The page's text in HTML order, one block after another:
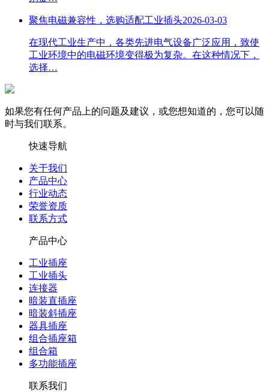
聚焦电磁兼容性，选购适配工业插头2026-03-03
在现代工业生产中，各类先进电气设备广泛应用，致使
工业环境中的电磁环境变得极为复杂。在这种情况下，
选择…
如果您有任何产品上的问题及建议，或您想知道的，您可以随
时与我们联系。
快速导航
关于我们
产品中心
行业动态
荣誉资质
联系方式
产品中心
工业插座
工业插头
连接器
暗装直插座
暗装斜插座
器具插座
组合插座箱
组合箱
多功能插座
联系我们